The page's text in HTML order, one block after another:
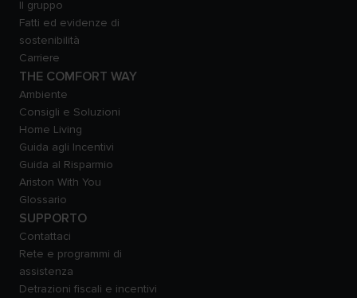
Il gruppo
Fatti ed evidenze di
sostenibilità
Carriere
THE COMFORT WAY
Ambiente
Consigli e Soluzioni
Home Living
Guida agli Incentivi
Guida al Risparmio
Ariston With You
Glossario
SUPPORTO
Contattaci
Rete e programmi di
assistenza
Detrazioni fiscali e incentivi